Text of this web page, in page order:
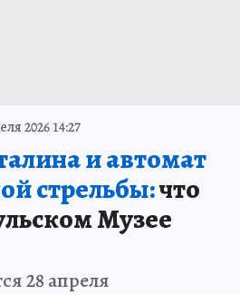
2026 14:27
и автомат
стрельбы:что
Музее
28 апреля